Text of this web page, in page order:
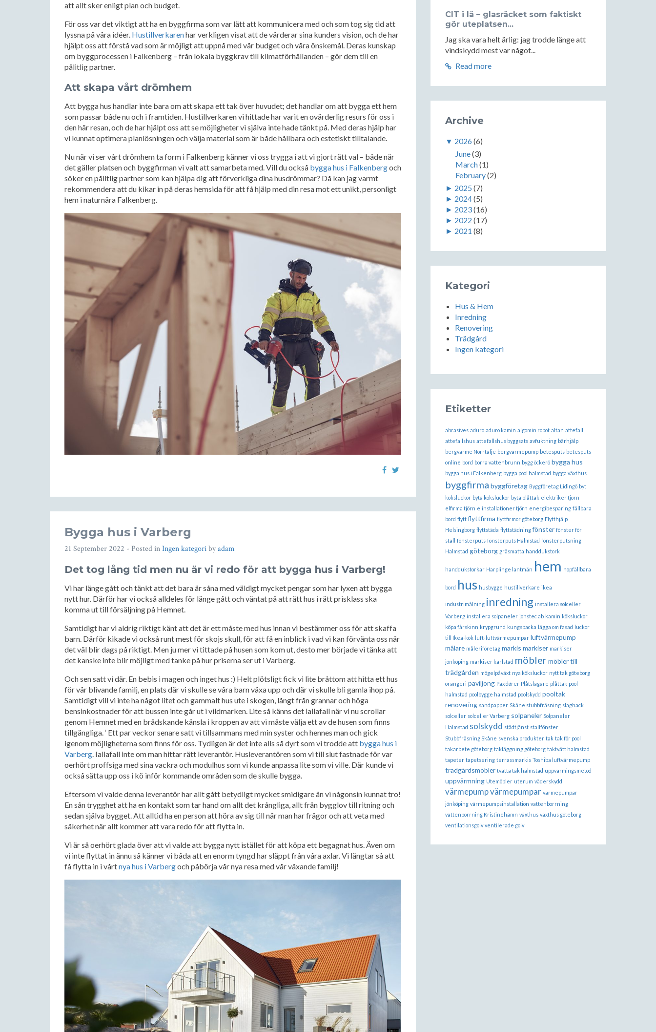
att allt sker enligt plan och budget.
För oss var det viktigt att ha en byggfirma som var lätt att kommunicera med och som tog sig tid att
lyssna på våra idéer. Hustillverkarenhar verkligen visat att de värderar sina kunders vision, och de har
hjälpt oss att förstå vad som är möjligt att uppnå med vår budget och våra önskemål. Deras kunskap
om byggprocessen i Falkenberg – från lokala byggkrav till klimatförhållanden – gör dem till en
pålitlig partner.
Att skapa vårt drömhem
Att bygga hus handlar inte bara om att skapa ett tak över huvudet; det handlar om att bygga ett hem
som passar både nu och i framtiden. Hustillverkaren vi hittade har varit en ovärderlig resurs för oss i
den här resan, och de har hjälpt oss att se möjligheter vi själva inte hade tänkt på. Med deras hjälp har
vi kunnat optimera planlösningen och välja material som är både hållbara och estetiskt tilltalande.
Nu när vi ser vårt drömhem ta form i Falkenberg känner vi oss trygga i att vi gjort rätt val – både när
det gäller platsen och byggfirman vi valt att samarbeta med. Vill du också bygga hus i Falkenbergoch
söker en pålitlig partner som kan hjälpa dig att förverkliga dina husdrömmar? Då kan jag varmt
rekommendera att du kikar in på deras hemsida för att få hjälp med din resa mot ett unikt, personligt
hem i naturnära Falkenberg.
Bygga hus i Varberg
21 September 2022 - Posted inIngen kategoribyadam
Det tog lång tid men nu är vi redo för att bygga hus i Varberg!
Vi har länge gått och tänkt att det bara är såna med väldigt mycket pengar som har lyxen att bygga
nytt hur. Därför har vi också alldeles för länge gått och väntat på att rätt hus i rätt prisklass ska
komma ut till försäljning på Hemnet.
Samtidigt har vi aldrig riktigt känt att det är ett måste med hus innan vi bestämmer oss för att skaffa
barn. Därför kikade vi också runt mest för skojs skull, för att få en inblick i vad vi kan förvänta oss när
det väl blir dags på riktigt. Men ju mer vi tittade på husen som kom ut, desto mer började vi tänka att
det kanske inte blir möjligt med tanke på hur priserna ser ut i Varberg.
Och sen satt vi där. En bebis i magen och inget hus :) Helt plötsligt fick vi lite bråttom att hitta ett hus
för vår blivande familj, en plats där vi skulle se våra barn växa upp och där vi skulle bli gamla ihop på.
Samtidigt vill vi inte ha något litet och gammalt hus ute i skogen, långt från grannar och höga
bensinkostnader för att bussen inte går ut i vildmarken. Lite så känns det iallafall när vi nu scrollar
genom Hemnet med en brådskande känsla i kroppen av att vi måste välja ett av de husen som finns
tillgängliga. ‘ Ett par veckor senare satt vi tillsammans med min syster och hennes man och gick
igenom möjligheterna som finns för oss. Tydligen är det inte alls så dyrt som vi trodde att bygga hus i
Varberg . Iallafall inte om man hittar rätt leverantör. Husleverantören som vi till slut fastnade för var
oerhört proffsiga med sina vackra och modulhus som vi kunde anpassa lite som vi ville. Där kunde vi
också sätta upp oss i kö inför kommande områden som de skulle bygga.
Eftersom vi valde denna leverantör har allt gått betydligt mycket smidigare än vi någonsin kunnat tro!
En sån trygghet att ha en kontakt som tar hand om allt det krångliga, allt från bygglov till ritning och
sedan själva bygget. Att alltid ha en person att höra av sig till när man har frågor och att veta med
säkerhet när allt kommer att vara redo för att flytta in.
Vi är så oerhört glada över att vi valde att bygga nytt istället för att köpa ett begagnat hus. Även om
vi inte flyttat in ännu så känner vi båda att en enorm tyngd har släppt från våra axlar. Vi längtar så att
få flytta in i vårtnya hus i Varbergoch påbörja vår nya resa med vår växande familj!
CIT i lä – glasräcket som faktiskt
gör uteplatsen...
Jag ska vara helt ärlig: jag trodde länge att
vindskydd mest var något...
Read more
Archive
▼ 2026(6)
June(3)
March(1)
February(2)
► 2025 (7)
► 2024(5)
► 2023(16)
► 2022 (17)
► 2021 (8)
Kategori
Hus & Hem
Inredning
Renovering
Trädgård
Ingen kategori
Etiketter
abrasives aduro aduro kamin algomin robot altan attefall
attefallshus attefallshus byggsats avfuktning bärhjälp
bergvärme Norrtälje bergvärmepump betesputs betesputs
online bord borra vattenbrunn bygg öckerö bygga hus
bygga hus i Falkenberg bygga pool halmstad bygga växthus
byggfirma byggföretag Byggföretag Lidingö byt
köksluckor byta köksluckor byta plåttak elektriker tjörn
elfirma tjörn elinstallationer tjörn energibesparing fällbara
bord flytt flyttfirma flyttfirmor göteborg Flytthjälp
Helsingborg flyttstäda flyttstädning fönster fönster för
stall fönsterputs fönsterputs Halmstad fönsterputsning
Halmstad göteborg gräsmatta handdukstork
handdukstorkar Harplinge lantmän hem hopfällbara
bord hus husbygge hustillverkare ikea
industrimålning inredning installera solceller
Varberg installera solpaneler johstec ab kamin köksluckor
köpa fårskinn krypgrund kungsbacka lägga om fasad luckor
till Ikea-kök luft-luftvärmepumpar luftvärmepump
målare måleriföretag markis markiser markiser
jönköping markiser karlstad möblermöbler till
trädgården mögelpåväxt nya köksluckor nytt tak göteborg
orangeri paviljong Pax dører Plåtslagare plåttak pool
halmstad poolbygge halmstad poolskydd pooltak
renovering sandpapper Skåne stubbfräsning slaghack
solceller solceller Varberg solpaneler Solpaneler
Halmstad solskydd städtjänst stallfönster
Stubbfräsning Skåne svenska produkter tak tak för pool
takarbete göteborg takläggning göteborg taktvätt halmstad
tapeter tapetsering terrassmarkis Toshiba luftvärmepump
trädgårdsmöbler tvätta tak halmstad uppvärmingsmetod
uppvärmning Utemöbler uterum väderskydd
värmepumpvärmepumpar värmepumpar
jönköping värmepumpsinstallation vattenborrning
vattenborrning Kristinehamn växthus växthus göteborg
ventilationsgolv ventilerade golv